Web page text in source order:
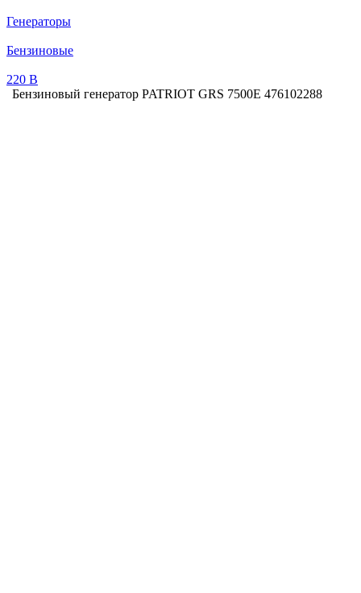
Генераторы
Бензиновые
220 В
Бензиновый генератор PATRIOT GRS 7500E 476102288